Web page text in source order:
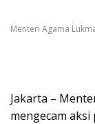
Menteri Agama
Jakarta –
mengecam aksi